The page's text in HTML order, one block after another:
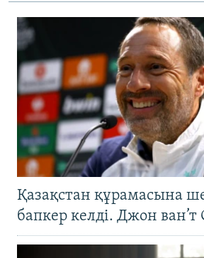
Қазақстан құрамасына
бапкер келді. Джон ван’т